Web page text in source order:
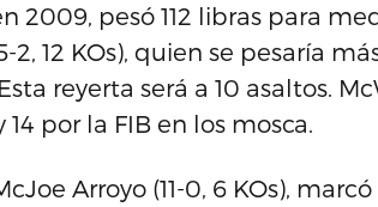
2009, pesó 112 libras para
2, 12 KOs), quien se pesaría
reyerta será a 10 asaltos.
14 por la FIB en los mosca.
Arroyo (11-0, 6 KOs),